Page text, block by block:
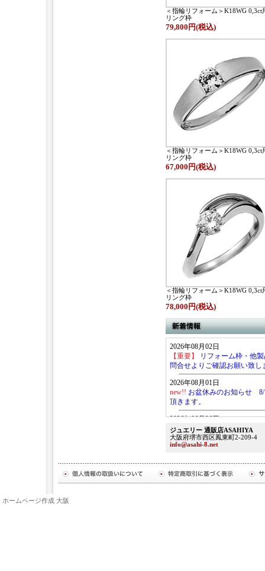
＜指輪リフォーム＞K18WG
リング枠
79,800円(税込)
＜指輪リフォーム＞K18WG
リング枠
67,000円(税込)
＜指輪リフォーム＞K18WG
リング枠
78,000円(税込)
2026年08月02日
【重要】
リフォーム枠・他
問合せよりご確認お願い致し
2026年08月01日
new!! お盆休みのお知らせ 8/
頂きます。
2026年06月26日
台風の影響により店舗 6月
2026年04月29日
2026年01月28日
店舗お休みのお知らせ2月14
ジュエリー 通販店ASAHIYA
大阪府堺市西区鳳東町2-209-4
info@asahi-8.net
ホームページ作成 大阪